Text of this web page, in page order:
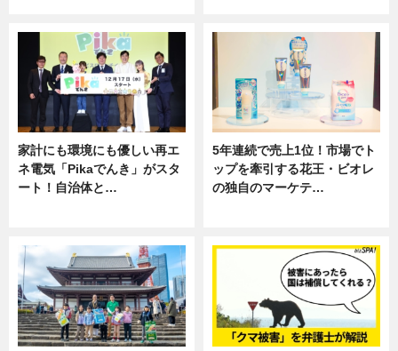
家計にも環境にも優しい再エ
ネ電気「Pikaでんき」がスタ
ート！自治体と…
5年連続で売上1位！市場でト
ップを牽引する花王・ビオレ
の独自のマーケテ…